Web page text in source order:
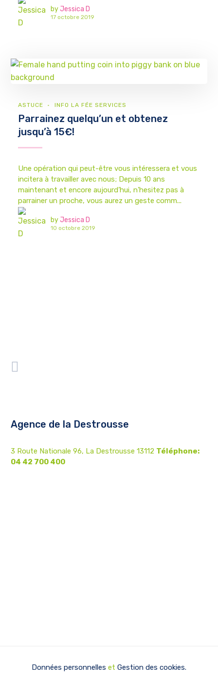
by Jessica D
17 octobre 2019
ASTUCE INFO LA FÉE SERVICES
Parrainez quelqu’un et obtenez
jusqu’à 15€!
Une opération qui peut-être vous intéressera et vous
incitera à travailler avec nous; Depuis 10 ans
maintenant et encore aujourd’hui, n’hesitez pas à
parrainer un proche, vous aurez un geste comm...
by Jessica D
10 octobre 2019
Agence de la Destrousse
3 Route Nationale 96, La Destrousse 13112 Téléphone:
04 42 700 400
Données personnelles et Gestion des cookies.